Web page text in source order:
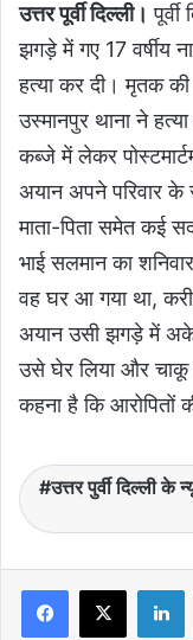
उत्तर पूर्वी दिल्ली।
झगड़े में गए 17 वर्षीय
हत्या कर दी। मृतक
उस्मानपुर थाना ने
कब्जे में लेकर
अयान अपने परिवार के
माता-पिता समेत कई
भाई सलमान का
वह घर आ गया था,
अयान उसी झगड़े में
उसे घेर लिया और
कहना है कि आरोपितों
उत्तर पुर्वी दिल्ली